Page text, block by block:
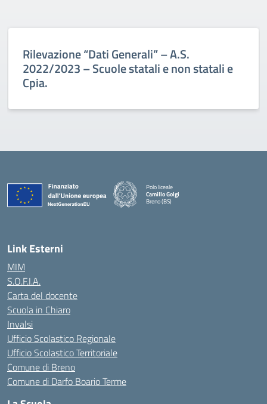
Rilevazione “Dati Generali” – A.S.
2022/2023 – Scuole statali e non statali e
Cpia.
Polo liceale
Camillo Golgi
Breno (BS)
Link Esterni
MIM
S.O.F.I.A.
Carta del docente
Scuola in Chiaro
Invalsi
Ufficio Scolastico Regionale
Ufficio Scolastico Territoriale
Comune di Breno
Comune di Darfo Boario Terme